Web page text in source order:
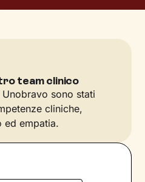
team clinico
sono stati
cliniche,
empatia.